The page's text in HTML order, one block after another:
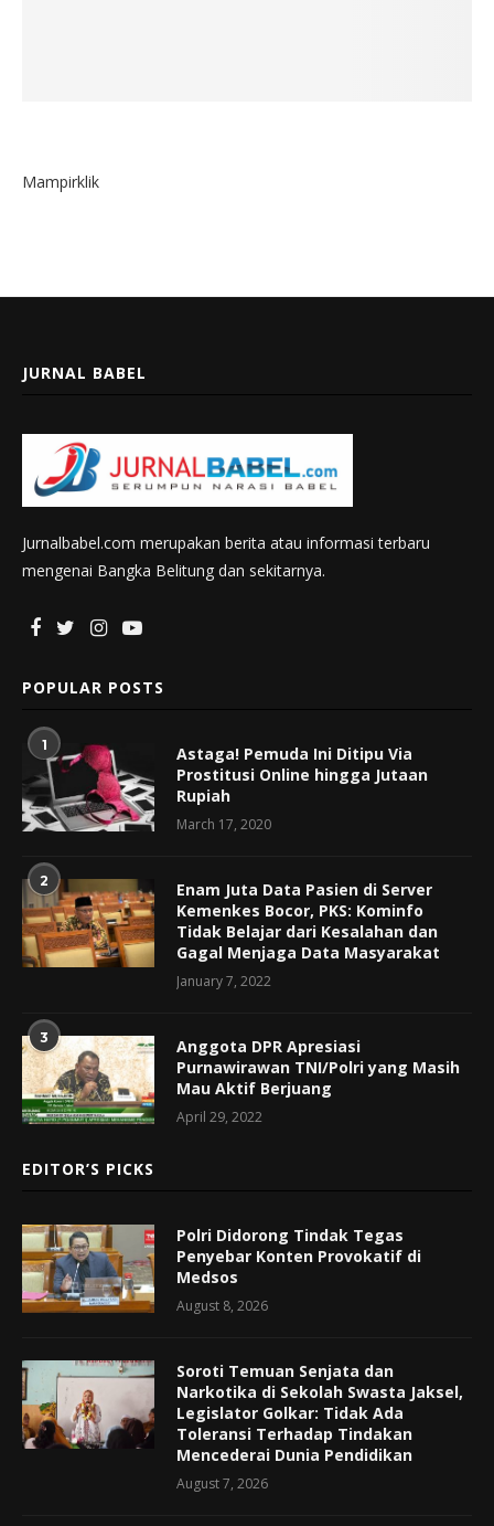
Mampirklik
JURNAL BABEL
Jurnalbabel.com merupakan berita atau informasi terbaru
mengenai Bangka Belitung dan sekitarnya.
POPULAR POSTS
1
Astaga! Pemuda Ini Ditipu Via
Prostitusi Online hingga Jutaan
Rupiah
March 17, 2020
2
Enam Juta Data Pasien di Server
Kemenkes Bocor, PKS: Kominfo
Tidak Belajar dari Kesalahan dan
Gagal Menjaga Data Masyarakat
January 7, 2022
3
Anggota DPR Apresiasi
Purnawirawan TNI/Polri yang Masih
Mau Aktif Berjuang
April 29, 2022
EDITOR’S PICKS
Polri Didorong Tindak Tegas
Penyebar Konten Provokatif di
Medsos
August 8, 2026
Soroti Temuan Senjata dan
Narkotika di Sekolah Swasta Jaksel,
Legislator Golkar: Tidak Ada
Toleransi Terhadap Tindakan
Mencederai Dunia Pendidikan
August 7, 2026